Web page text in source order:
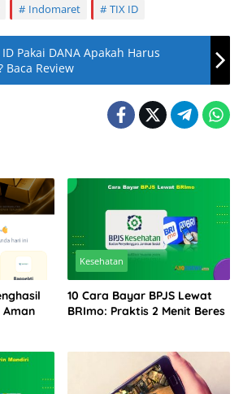
Indomaret TIX ID
ID Pakai DANA Apakah Harus
Baca Review
Aman
Kesehatan
10 Cara Bayar BPJS Lewat
BRImo: Praktis 2 Menit Beres